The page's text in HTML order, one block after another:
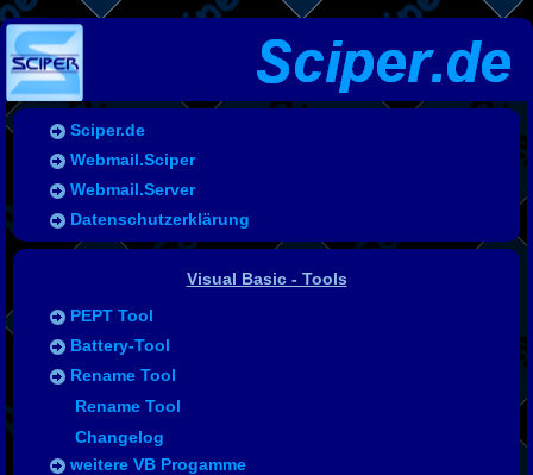
Sciper.de
Webmail.Sciper
Webmail.Server
Datenschutzerklärung
Visual Basic - Tools
PEPT Tool
Battery-Tool
Rename Tool
Rename Tool
Changelog
NumLockOn
Tool Support
weitere VB Progamme